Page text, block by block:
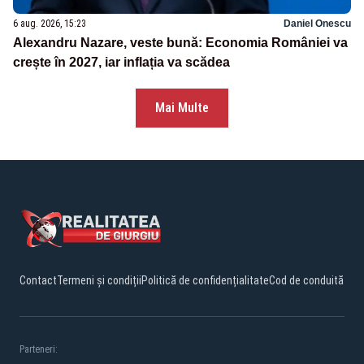
6 aug. 2026, 15:23 Daniel Onescu
Alexandru Nazare, veste bună: Economia României va
crește în 2027, iar inflația va scădea
Mai Multe
ContactTermeni și condițiiPolitică de confidențialitateCod de conduită
Parteneri: